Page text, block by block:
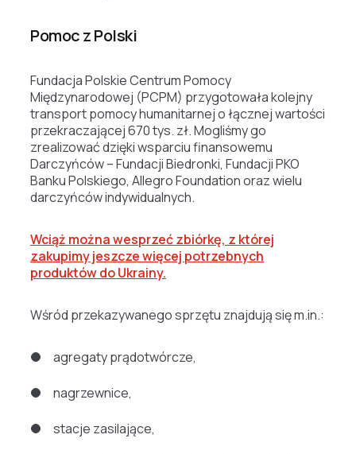
Pomoc z Polski
Fundacja Polskie Centrum Pomocy
Międzynarodowej (PCPM) przygotowała kolejny
transport pomocy humanitarnej o łącznej wartości
przekraczającej 670 tys. zł. Mogliśmy go
zrealizować dzięki wsparciu finansowemu
Darczyńców – Fundacji Biedronki, Fundacji PKO
Banku Polskiego, Allegro Foundation oraz wielu
darczyńców indywidualnych.
Wciąż można wesprzeć zbiórkę, z której
zakupimy jeszcze więcej potrzebnych
produktów do Ukrainy.
Wśród przekazywanego sprzętu znajdują się m.in.:
agregaty prądotwórcze,
nagrzewnice,
stacje zasilające,